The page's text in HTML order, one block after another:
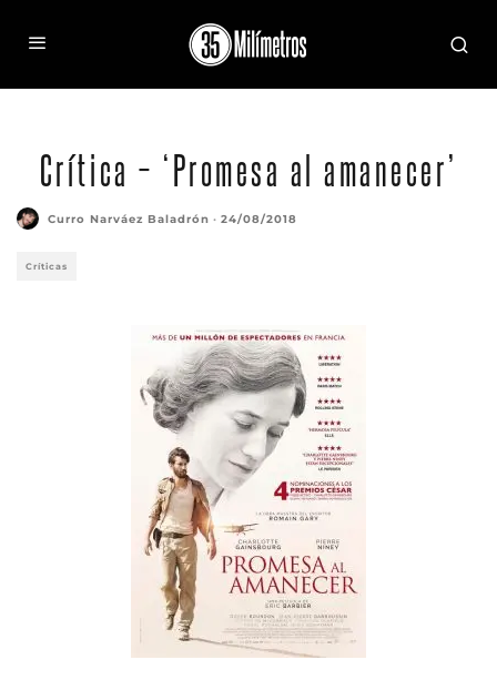
Crítica – ‘Promesa al amanecer’
Curro Narváez Baladrón · 24/08/2018
Críticas